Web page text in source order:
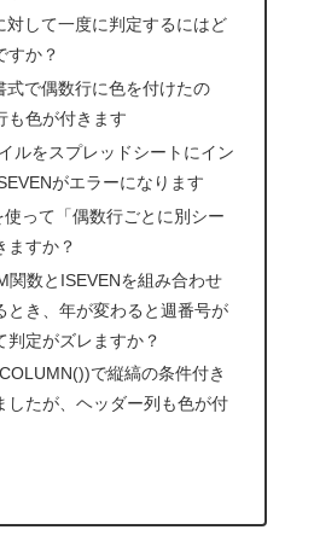
対して一度に判定するにはど
すか？
式で偶数行に色を付けたの
も色が付きます
ルをスプレッドシートにイン
がエラーになります
って「偶数行ごとに別シー
ますか？
関数とISEVENを組み合わせ
とき、年が変わると週番号が
判定がズレますか？
で縦縞の条件付き
したが、ヘッダー列も色が付